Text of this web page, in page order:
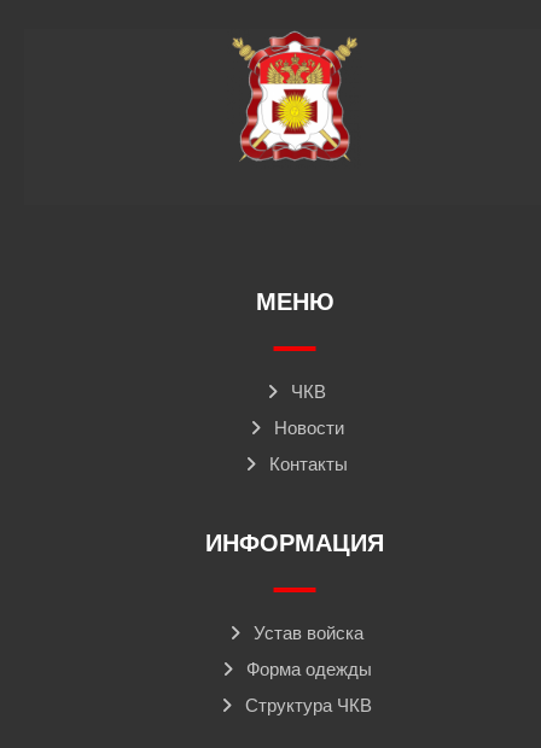
МЕНЮ
ЧКВ
Новости
Контакты
ИНФОРМАЦИЯ
Устав войска
Форма одежды
Структура ЧКВ